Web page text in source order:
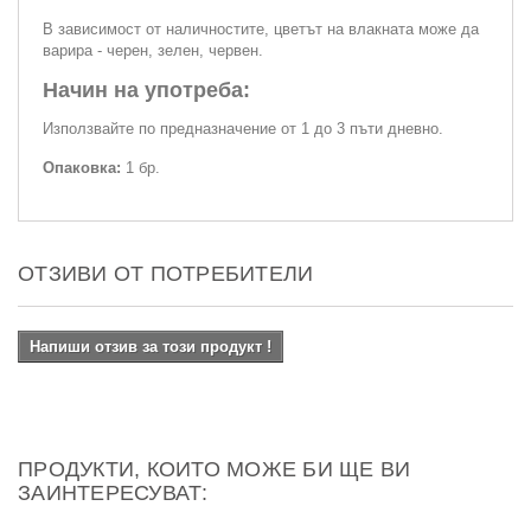
В зависимост от наличностите, цветът на влакната може да
варира - черен, зелен, червен.
Начин на употреба:
Използвайте по предназначение от 1 до 3 пъти дневно.
Опаковка: 1 бр.
ОТЗИВИ ОТ ПОТРЕБИТЕЛИ
Напиши отзив за този продукт !
ПРОДУКТИ, КОИТО МОЖЕ БИ ЩЕ ВИ
ЗАИНТЕРЕСУВАТ: